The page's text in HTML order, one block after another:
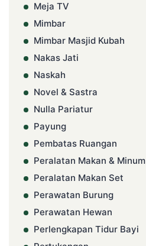
Meja TV
Mimbar
Mimbar Masjid Kubah
Nakas Jati
Naskah
Novel & Sastra
Nulla Pariatur
Payung
Pembatas Ruangan
Peralatan Makan & Minum
Peralatan Makan Set
Perawatan Burung
Perawatan Hewan
Perlengkapan Tidur Bayi